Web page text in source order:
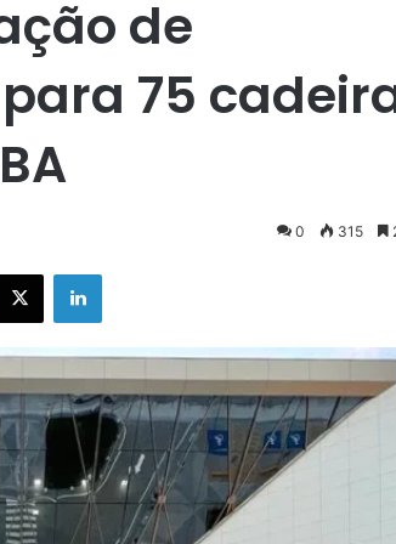
de
75
0 315
X